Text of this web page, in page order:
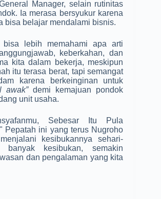
Manager, selain rutinitas
Ia merasa bersyukur karena
bisa belajar mendalami bisnis.
lebih memahami apa arti
keberkahan, dan
kita dalam bekerja, meskipun
itu terasa berat, tapi semangat
karena berkeinginan untuk
awak”demi kemajuan pondok
unit usaha.
Sebesar Itu Pula
Pepatah ini yang terus Nugroho
kesibukannya sehari-
banyak kesibukan, semakin
dan pengalaman yang kita